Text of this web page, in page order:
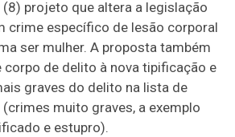
projeto que altera a legislação
crime específico de lesão corporal
ser mulher. A proposta também
corpo de delito à nova tipificação e
graves do delito na lista de
muito graves, a exemplo
e estupro).